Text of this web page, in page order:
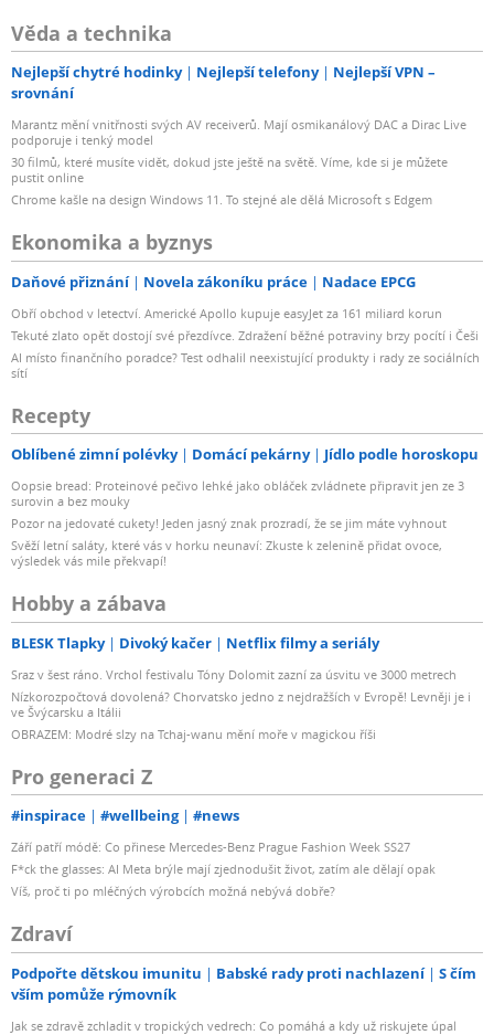
Věda a technika
Nejlepší chytré hodinky Nejlepší telefony
Nejlepší VPN –
srovnání
Marantz mění vnitřnosti svých AV receiverů. Mají osmikanálový DAC a Dirac Live
podporuje i tenký model
30 filmů, které musíte vidět, dokud jste ještě na světě. Víme, kde si je můžete
pustit online
Chrome kašle na design Windows 11. To stejné ale dělá Microsoft s Edgem
Ekonomika a byznys
Daňové přiznání Novela zákoníku práce Nadace EPCG
Obří obchod v letectví. Americké Apollo kupuje easyJet za 161 miliard korun
Tekuté zlato opět dostojí své přezdívce. Zdražení běžné potraviny brzy pocítí i Češi
AI místo finančního poradce? Test odhalil neexistující produkty i rady ze sociálních
sítí
Recepty
Oblíbené zimní polévky Domácí pekárny Jídlo podle horoskopu
Oopsie bread: Proteinové pečivo lehké jako obláček zvládnete připravit jen ze 3
surovin a bez mouky
Pozor na jedovaté cukety! Jeden jasný znak prozradí, že se jim máte vyhnout
Svěží letní saláty, které vás v horku neunaví: Zkuste k zelenině přidat ovoce,
výsledek vás mile překvapí!
Hobby a zábava
BLESK Tlapky Divoký kačer Netflix filmy a seriály
Sraz v šest ráno. Vrchol festivalu Tóny Dolomit zazní za úsvitu ve 3000 metrech
Nízkorozpočtová dovolená? Chorvatsko jedno z nejdražších v Evropě! Levněji je i
ve Švýcarsku a Itálii
OBRAZEM: Modré slzy na Tchaj-wanu mění moře v magickou říši
Pro generaci Z
#inspirace #wellbeing #news
Září patří módě: Co přinese Mercedes-Benz Prague Fashion Week SS27
F*ck the glasses: AI Meta brýle mají zjednodušit život, zatím ale dělají opak
Víš, proč ti po mléčných výrobcích možná nebývá dobře?
Zdraví
Podpořte dětskou imunitu Babské rady proti nachlazení
S čím
vším pomůže rýmovník
Jak se zdravě zchladit v tropických vedrech: Co pomáhá a kdy už riskujete úpal